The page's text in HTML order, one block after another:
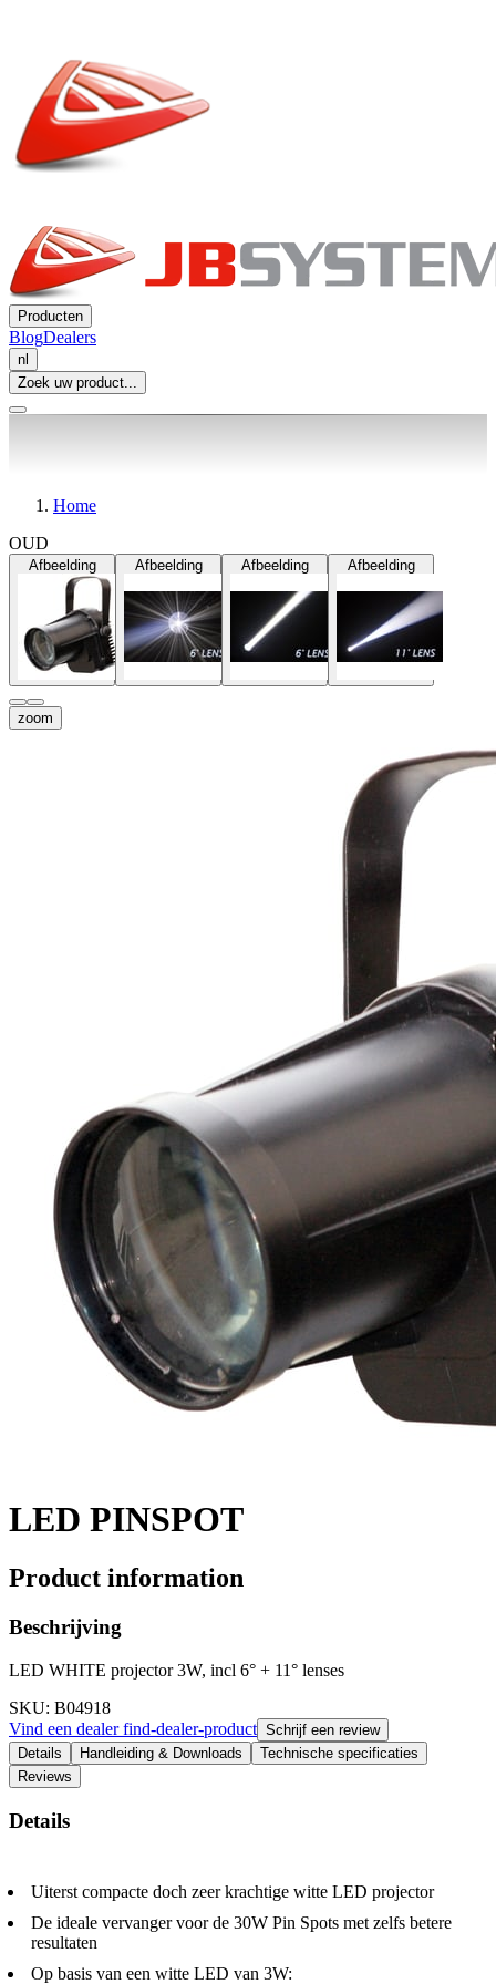
Producten
BlogDealers
nl
Zoek uw product...
Home
OUD
Afbeelding Afbeelding Afbeelding Afbeelding
zoom
LED PINSPOT
Product information
Beschrijving
LED WHITE projector 3W, incl 6° + 11° lenses
SKU: B04918
Vind een dealerfind-dealer-product Schrijf een review
Details
Handleiding & Downloads
Technische specificaties
Reviews
Details
Uiterst compacte doch zeer krachtige witte LED projector
De ideale vervanger voor de 30W Pin Spots met zelfs betere
resultaten
Op basis van een witte LED van 3W: